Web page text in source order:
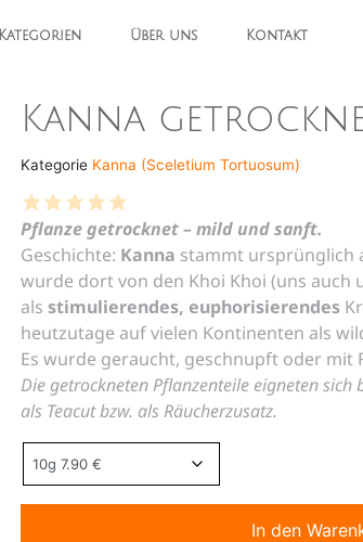
Kategorien Über uns Kontakt
Kanna
Kategorie Kanna (Sceletium Tortuosum)
Pflanze getrocknet – mild und sanft.
Geschichte: Kanna stammt ursprünglich
wurde dort von den Khoi Khoi (uns
als stimulierendes, euphorisierendes
heutzutage auf vielen Kontinenten als
Es wurde geraucht, geschnupft oder mit
Die getrockneten Pflanzenteile eigneten sich
als Teacut bzw. als Räucherzusatz.
In den